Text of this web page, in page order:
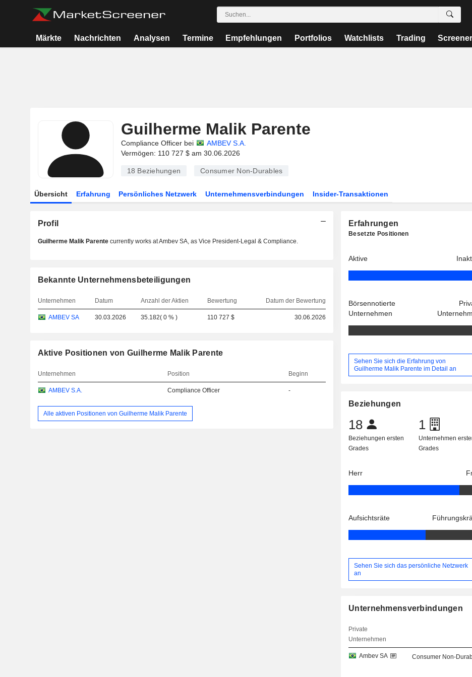
Märkte Nachrichten Analysen Termine Empfehlungen Portfolios Watchlists Trading Screener
Guilherme Malik Parente
Compliance Officer bei
AMBEV S.A.
Vermögen: 110 727 $ am 30.06.2026
18 Beziehungen Consumer Non-Durables
Übersicht Erfahrung Persönliches Netzwerk Unternehmensverbindungen Insider-Transaktionen
Profil
Guilherme Malik Parentecurrently works at Ambev SA, as Vice President-Legal & Compliance.
Bekannte Unternehmensbeteiligungen
Unternehmen Datum Anzahl der Aktien Bewertung Datum der Bewertung
AMBEV SA 30.03.2026 35.182(0 % ) 110 727 $ 30.06.2026
Aktive Positionen von Guilherme Malik Parente
Unternehmen Position Beginn
AMBEV S.A. Compliance Officer -
Alle aktiven Positionen von Guilherme Malik Parente
Erfahrungen
Besetzte Positionen
Aktive
Börsennotierte
Unternehmen
Sehen Sie sich die Erfahrung von
Guilherme Malik Parente im Detail an
Beziehungen
18
Beziehungen ersten
Grades
1
Unternehmen
Grades
Herr
Aufsichtsräte
Sehen Sie sich das persönliche Netzwerk
an
Unternehmensverbindungen
Private
Unternehmen
Ambev SA Consumer Non-